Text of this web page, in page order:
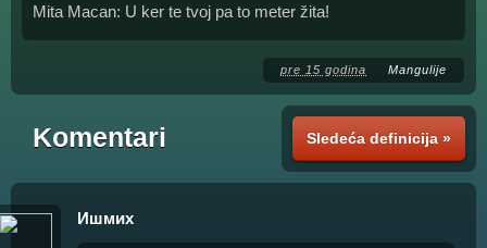
Mita Macan: U ker te tvoj pa to meter žita!
pre 15 godina Mangulije
Sledeća definicija »
Komentari
Ишмих